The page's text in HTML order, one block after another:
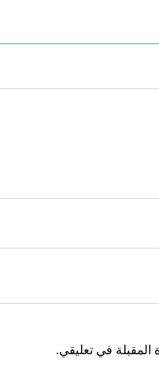
المقبلة في تعليقي.